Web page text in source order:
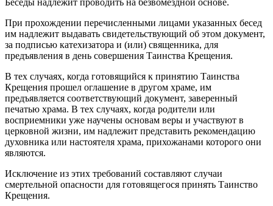
Беседы надлежит проводить на безвомездной основе.
При прохождении перечисленными лицами указанных бесед
им надлежит выдавать свидетельствующий об этом документ,
за подписью катехизатора и (или) священника, для
предъявления в день совершения Таинства Крещения.
В тех случаях, когда готовящийся к принятию Таинства
Крещения прошел оглашение в другом храме, им
предъявляется соответствующий документ, заверенный
печатью храма. В тех случаях, когда родители или
восприемники уже научены основам веры и участвуют в
церковной жизни, им надлежит представить рекомендацию
духовника или настоятеля храма, прихожанами которого они
являются.
Исключение из этих требований составляют случаи
смертельной опасности для готовящегося принять Таинство
Крещения.